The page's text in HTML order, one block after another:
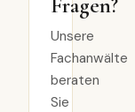
Unsere
Fachanwälte
beraten
Sie